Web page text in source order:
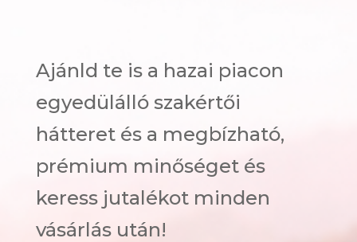
Ajánld te is a hazai piacon
egyedülálló szakértői
hátteret és a megbízható,
prémium minőséget és
keress jutalékot minden
vásárlás után!